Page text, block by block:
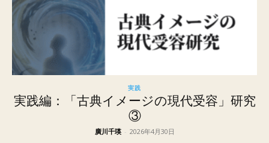
実践
実践編：「古典イメージの現代受容」研究
③
廣川千瑛 - 2026年4月30日